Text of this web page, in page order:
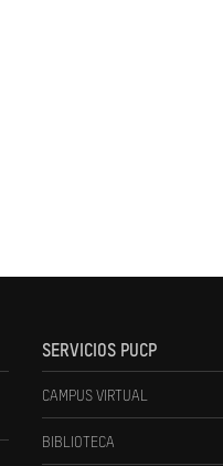
SERVICIOS PUCP
CAMPUS VIRTUAL
BIBLIOTECA